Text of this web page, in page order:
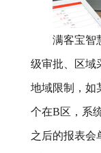
满客宝智
级审批、区域
地域限制，如
个在B区，系
之后的报表会